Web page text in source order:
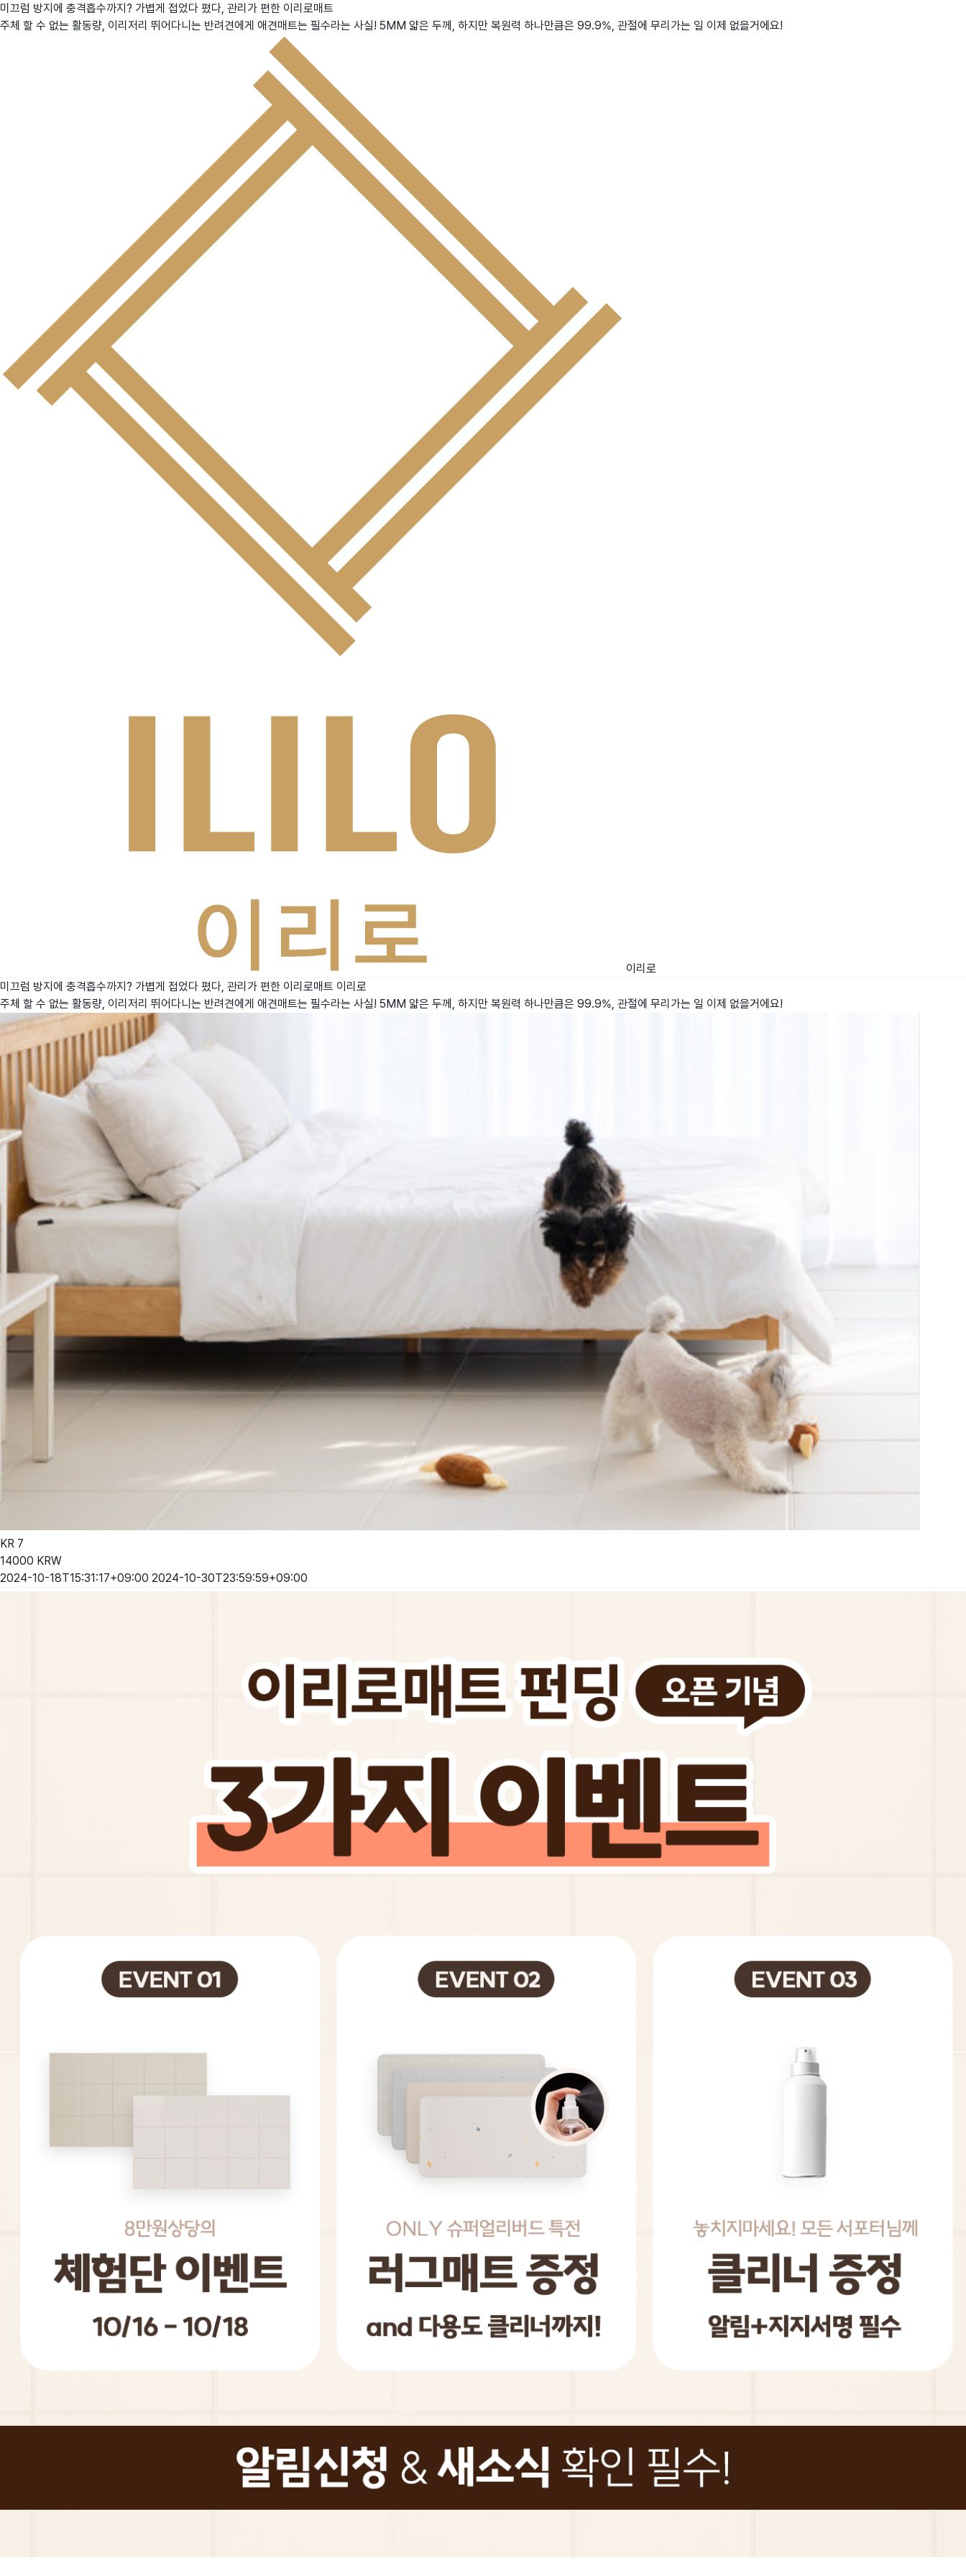
미끄럼 방지에 충격흡수까지? 가볍게 접었다 폈다, 관리가 편한 이리로매트
주체 할 수 없는 활동량, 이리저리 뛰어다니는 반려견에게 애견매트는 필수라는 사실! 5MM 얇은 두께, 하지만 복원력 하나만큼은 99.9%, 관절에 무리가는 일 이제 없을거에요!
이리로
미끄럼 방지에 충격흡수까지? 가볍게 접었다 폈다, 관리가 편한 이리로매트 이리로
주체 할 수 없는 활동량, 이리저리 뛰어다니는 반려견에게 애견매트는 필수라는 사실! 5MM 얇은 두께, 하지만 복원력 하나만큼은 99.9%, 관절에 무리가는 일 이제 없을거에요!
KR 7
14000 KRW
2024-10-18T15:31:17+09:00 2024-10-30T23:59:59+09:00